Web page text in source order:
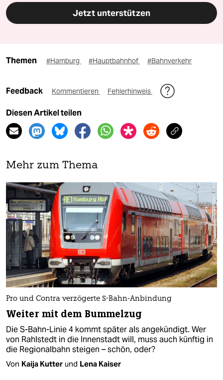
Jetzt unterstützen
Themen #Hamburg #Hauptbahnhof #Bahnverkehr
Feedback Kommentieren Fehlerhinweis
Diesen Artikel teilen
Mehr zum Thema
Pro und Contra verzögerte S-Bahn-Anbindung
Weiter mit dem Bummelzug
Die S-Bahn-Linie 4 kommt später als angekündigt. Wer
von Rahlstedt in die Innenstadt will, muss auch künftig in
die Regionalbahn steigen – schön, oder?
Von Kaija Kutter und Lena Kaiser